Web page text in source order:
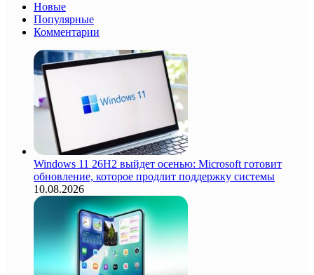
Новые
Популярные
Комментарии
Windows 11 26H2 выйдет осенью: Microsoft готовит
обновление, которое продлит поддержку системы
10.08.2026